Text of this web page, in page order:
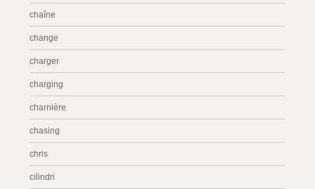
chaîne
change
charger
charging
charnière
chasing
chris
cilindri